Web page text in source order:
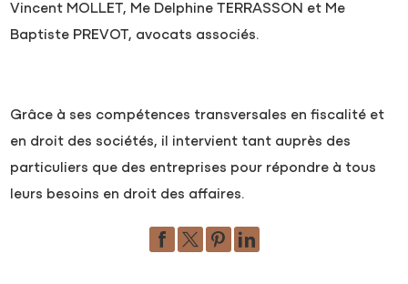
Vincent MOLLET, Me Delphine TERRASSON et Me
Baptiste PREVOT, avocats associés.
Grâce à ses compétences transversales en fiscalité et
en droit des sociétés, il intervient tant auprès des
particuliers que des entreprises pour répondre à tous
leurs besoins en droit des affaires.